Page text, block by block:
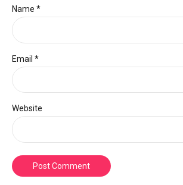
Name *
Email *
Website
Post Comment